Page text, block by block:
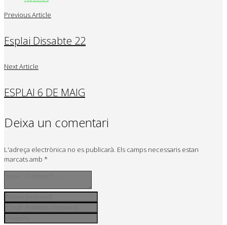
Previous Article
Esplai Dissabte 22
Next Article
ESPLAI 6 DE MAIG
Deixa un comentari
L'adreça electrònica no es publicarà. Els camps necessaris estan
marcats amb *